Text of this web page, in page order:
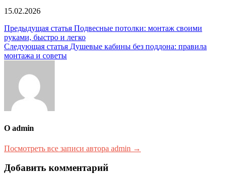
15.02.2026
Навигация
по
записям
Предыдущая статья Подвесные потолки: монтаж своими
руками, быстро и легко
Следующая статья Душевые кабины без поддона: правила
монтажа и советы
О admin
Посмотреть все записи автора admin →
Добавить комментарий